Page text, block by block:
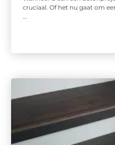
cruciaal. Of het nu gaat om
...